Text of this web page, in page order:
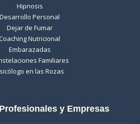
Hipnosis
Desarrollo Personal
Dejar de Fumar
Nutricional
Embarazadas
Familiares
en las Rozas
y Empresas